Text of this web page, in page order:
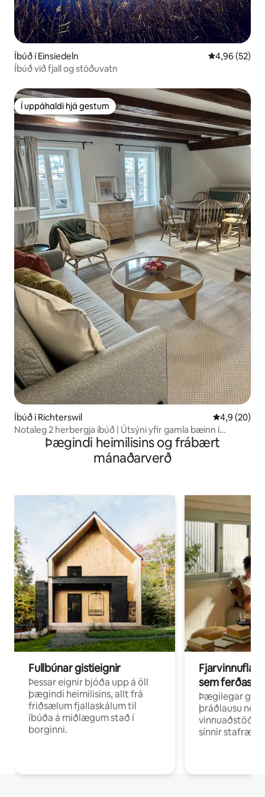
Íbúð í Einsiedeln 4,96 af 5 í
4,96 (52)
Íbúð við fjall og stöðuvatn
Í uppáhaldi hjá gestum
Í uppáhaldi hjá gestum
Íbúð í Richterswil 4,9 af 5 í
4,9 (20)
Notaleg 2 herbergja íbúð | Útsýni yfir gamla bæinn í
Richterswil og stöðuvatn
Þægindi heimilisins og frábært
mánaðarverð
Fullbúnar gistieignir
Þessar eignir bjóða upp á öll
þægindi heimilisins, allt frá
friðsælum fjallaskálum til
íbúða á miðlægum stað í
borginni.
sem ferðast
Þægilegar
þráðlausu neti
vinnuaðstöðu
sinnir